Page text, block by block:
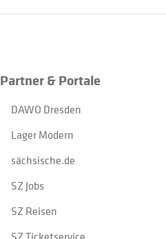
Partner & Portale
DAWO Dresden
Lager Modern
sächsische.de
SZ Jobs
SZ Reisen